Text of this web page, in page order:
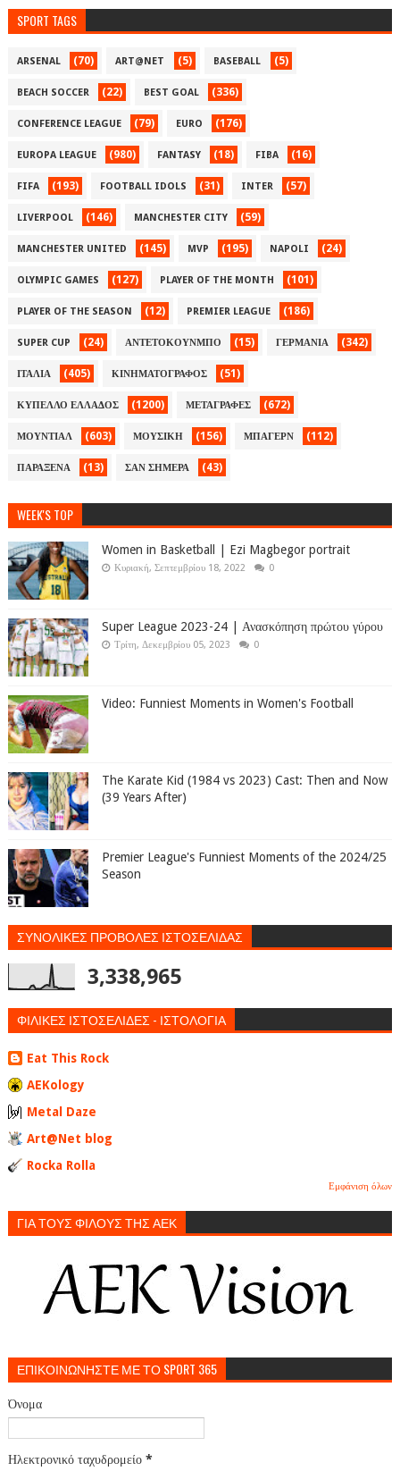
SPORT TAGS
ARSENAL (70) ART@NET (5) BASEBALL (5)
BEACH SOCCER (22) BEST GOAL (336)
CONFERENCE LEAGUE (79) EURO (176)
EUROPA LEAGUE (980) FANTASY (18) FIBA (16)
FIFA (193) FOOTBALL IDOLS (31) INTER (57)
LIVERPOOL (146) MANCHESTER CITY (59)
MANCHESTER UNITED (145) MVP (195) NAPOLI (24)
OLYMPIC GAMES (127) PLAYER OF THE MONTH (101)
PLAYER OF THE SEASON (12) PREMIER LEAGUE (186)
SUPER CUP (24) ΑΝΤΕΤΟΚΟΥΝΜΠΟ (15) ΓΕΡΜΑΝΙΑ (342)
ΙΤΑΛΙΑ (405) ΚΙΝΗΜΑΤΟΓΡΑΦΟΣ (51)
ΚΥΠΕΛΛΟ ΕΛΛΑΔΟΣ (1200) ΜΕΤΑΓΡΑΦΕΣ (672)
ΜΟΥΝΤΙΑΛ (603) ΜΟΥΣΙΚΗ (156) ΜΠΑΓΕΡΝ (112)
ΠΑΡΑΞΕΝΑ (13) ΣΑΝ ΣΗΜΕΡΑ (43)
WEEK'S TOP
Women in Basketball | Ezi Magbegor portrait
Κυριακή, Σεπτεμβρίου 18, 2022 0
Super League 2023-24 | Ανασκόπηση πρώτου γύρου
Τρίτη, Δεκεμβρίου 05, 2023 0
Video: Funniest Moments in Women's Football
The Karate Kid (1984 vs 2023) Cast: Then and Now
(39 Years After)
Premier League's Funniest Moments of the 2024/25
Season
ΣΥΝΟΛΙΚΕΣ ΠΡΟΒΟΛΕΣ ΙΣΤΟΣΕΛΙΔΑΣ
3,338,965
ΦΙΛΙΚΕΣ ΙΣΤΟΣΕΛΙΔΕΣ - ΙΣΤΟΛΟΓΙΑ
Eat This Rock
AEKology
Metal Daze
Art@Net blog
Rocka Rolla
Εμφάνιση όλων
ΓΙΑ ΤΟΥΣ ΦΙΛΟΥΣ ΤΗΣ ΑΕΚ
ΕΠΙΚΟΙΝΩΝΗΣΤΕ ΜΕ ΤΟ SPORT 365
Όνομα
Ηλεκτρονικό ταχυδρομείο *